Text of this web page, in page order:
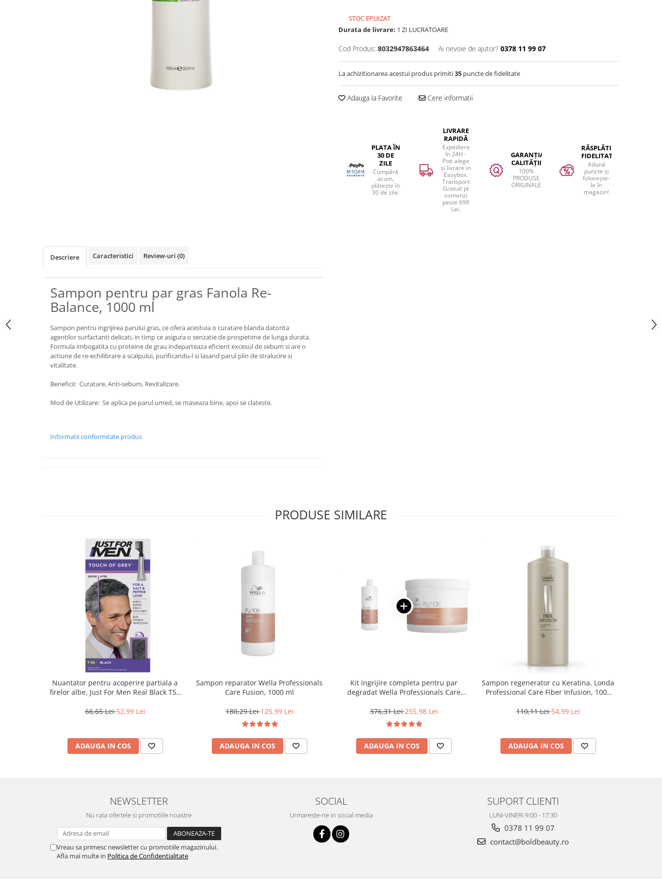
STOC EPUIZAT
Durata de livrare: 1 ZI LUCRATOARE
Cod Produs: 8032947863464 Ai nevoie de ajutor? 0378 11 99 07
La achizitionarea acestui produs primiti35 puncte de fidelitate
Adauga la Favorite Cere informatii
PLATA ÎN
30 DE
ZILE
Cumpără
acum,
plătește în
30 de zile.
LIVRARE
RAPIDĂ
Expediere
în 24H -
Poți alege
și livrare in
Easybox.
Transport
Gratuit pt
comenzi
peste 699
Lei.
GARANȚIA
CALITĂȚII
100%
PRODUSE
ORIGINALE
RĂSPLĂTIM
FIDELITATEA
Adună
puncte și
folosește-
le în
magazin!
Descriere Caracteristici Review-uri (0)
Sampon pentru par gras Fanola Re-
Balance, 1000 ml
Sampon pentru ingrijirea parului gras, ce ofera acestuia o curatare blanda datorita
agentilor surfactanti delicati, in timp ce asigura o senzatie de prospetime de lunga durata.
Formula imbogatita cu proteine de grau indeparteaza eficient excesul de sebum si are o
actiune de re-echilibrare a scalpului, purificandu-l si lasand parul plin de stralucire si
vitalitate.
Beneficii: Curatare, Anti-sebum, Revitalizare.
Mod de Utilizare: Se aplica pe parul umed, se maseaza bine, apoi se clateste.
Informatii conformitate produs
PRODUSE SIMILARE
Nuantator pentru acoperire partiala a
firelor albe, Just For Men Real Black T55
66,65 Lei52,99 Lei
ADAUGA IN COS
Sampon reparator Wella Professionals
Care Fusion, 1000 ml
180,29 Lei125,99 Lei
ADAUGA IN COS
Kit ingrijire completa pentru par
degradat Wella Professionals Care
376,31 Lei255,98 Lei
ADAUGA IN COS
Sampon regenerator cu Keratina, Londa
Professional Care Fiber Infusion, 1000
110,11 Lei54,99 Lei
ADAUGA IN COS
NEWSLETTER
Nu rata ofertele si promotiile noastre
Vreau sa primesc newsletter cu promotiile magazinului.
Afla mai multe in Politica de Confidentialitate
SOCIAL
Urmareste-ne in social media
SUPORT CLIENTI
LUNI-VINERI 9:00 - 17:30
0378 11 99 07
contact@boldbeauty.ro